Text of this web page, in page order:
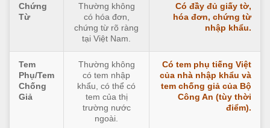
Chứng
Từ
Thường không
có hóa đơn,
chứng từ rõ ràng
tại Việt Nam.
Có đầy đủ giấy tờ,
hóa đơn, chứng từ
nhập khẩu.
Tem
Phụ/Tem
Chống
Giả
Thường không
có tem nhập
khẩu, có thể có
tem của thị
trường nước
ngoài.
Có tem phụ tiếng Việt
của nhà nhập khẩu và
tem chống giả của Bộ
Công An (tùy thời
điểm).